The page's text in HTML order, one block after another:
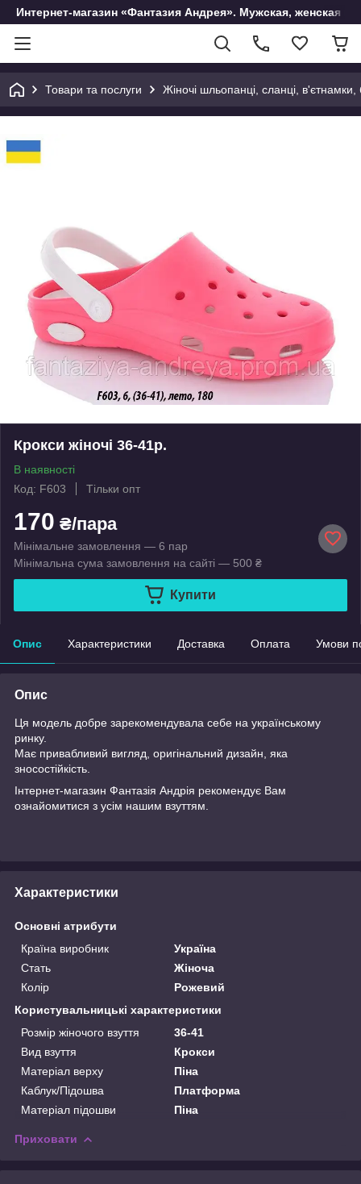
Интернет-магазин «Фантазия Андрея». Мужская, женская и
Товари та послуги Жіночі шльопанці, сланці, в'єтнамки,
Крокси жіночі 36-41р.
В наявності
Код: F603
Тільки опт
170 ₴/пара
Мінімальне замовлення — 6 пар
Мінімальна сума замовлення на сайті — 500 ₴
Купити
Опис Характеристики Доставка Оплата Умови
Опис
Ця модель добре зарекомендувала себе на українському
ринку.
Має привабливий вигляд, оригінальний дизайн, яка
зносостійкість.
Інтернет-магазин Фантазія Андрія рекомендує Вам
ознайомитися з усім нашим взуттям.
Характеристики
Основні атрибути
Країна виробник
Україна
Стать
Жіноча
Колір
Рожевий
Користувальницькі характеристики
Розмір жіночого взуття
36-41
Вид взуття
Крокси
Матеріал верху
Піна
Каблук/Підошва
Платформа
Матеріал підошви
Піна
Приховати